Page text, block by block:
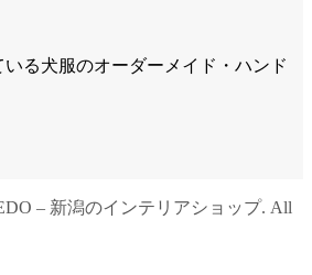
る犬服のオーダーメイド・ハンド
– 新潟のインテリアショップ. All